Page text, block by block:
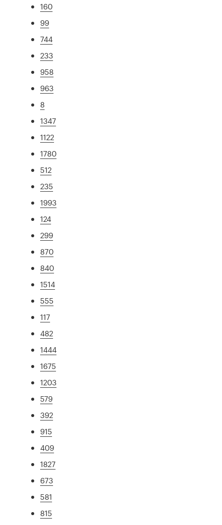
160
99
744
233
958
963
8
1347
1122
1780
512
235
1993
124
299
870
840
1514
555
117
482
1444
1675
1203
579
392
915
409
1827
673
581
815